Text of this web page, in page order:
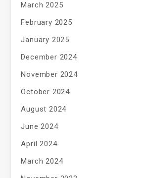
March 2025
February 2025
January 2025
December 2024
November 2024
October 2024
August 2024
June 2024
April 2024
March 2024